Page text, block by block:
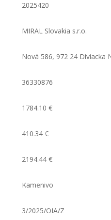
2025420
MIRAL Slovakia s.r.o.
Nová 586, 972 24 Diviacka
36330876
1784.10 €
410.34 €
2194.44 €
Kamenivo
3/2025/OIA/Z